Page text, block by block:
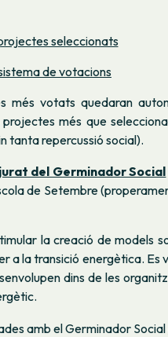
seleccionats
de votacions
més votats quedaran
més que
tanta repercussió social).
jurat del Germinador Social
de Setembre
la creació de models
a la transició energètica. Es
dins de les
amb el Germinador Social